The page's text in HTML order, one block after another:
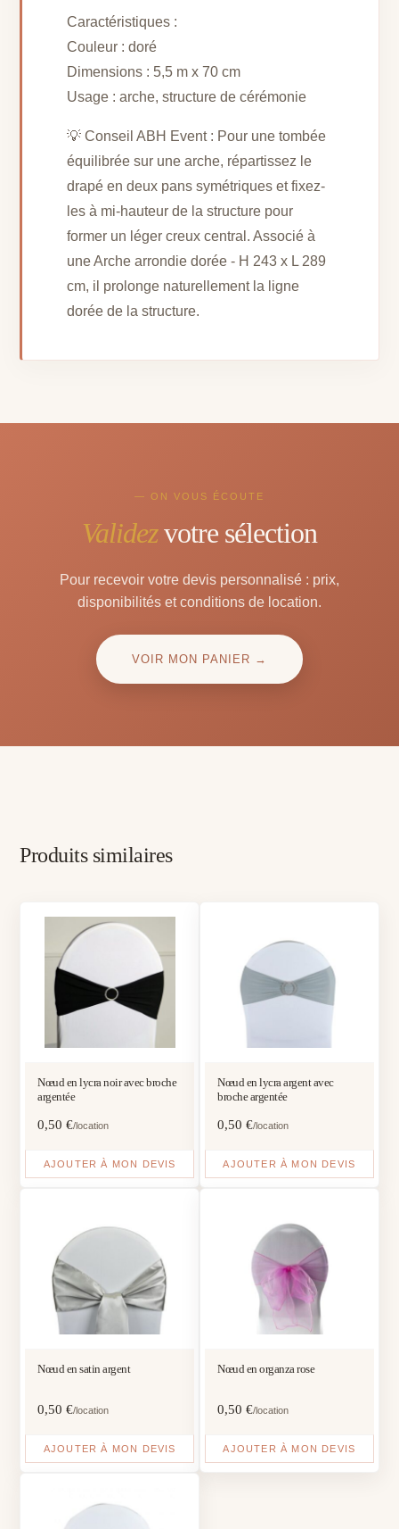
Caractéristiques :
Couleur : doré
Dimensions : 5,5 m x 70 cm
Usage : arche, structure de cérémonie
💡 Conseil ABH Event : Pour une tombée
équilibrée sur une arche, répartissez le
drapé en deux pans symétriques et fixez-
les à mi-hauteur de la structure pour
former un léger creux central. Associé à
une Arche arrondie dorée - H 243 x L 289
cm, il prolonge naturellement la ligne
dorée de la structure.
— ON VOUS ÉCOUTE
Validezvotre sélection
Pour recevoir votre devis personnalisé : prix,
disponibilités et conditions de location.
VOIR MON PANIER →
Produits similaires
Nœud en lycra noir avec broche
argentée
0,50€/location
AJOUTER À MON DEVIS
Nœud en lycra argent avec
broche argentée
0,50 €/location
AJOUTER À MON DEVIS
Nœud en satin argent
0,50€/location
AJOUTER À MON DEVIS
Nœud en organza rose
0,50 €/location
AJOUTER À MON DEVIS